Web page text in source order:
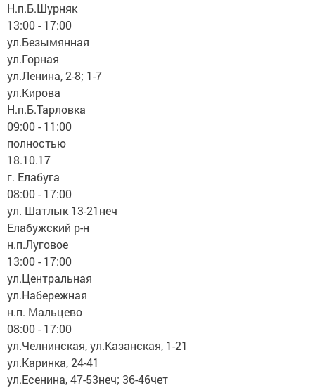
Н.п.Б.Шурняк
13:00 - 17:00
ул.Безымянная
ул.Горная
ул.Ленина, 2-8; 1-7
ул.Кирова
Н.п.Б.Тарловка
09:00 - 11:00
полностью
18.10.17
г. Елабуга
08:00 - 17:00
ул. Шатлык 13-21неч
Елабужский р-н
н.п.Луговое
13:00 - 17:00
ул.Центральная
ул.Набережная
н.п. Мальцево
08:00 - 17:00
ул.Челнинская, ул.Казанская, 1-21
ул.Каринка, 24-41
ул.Есенина, 47-53неч; 36-46чет